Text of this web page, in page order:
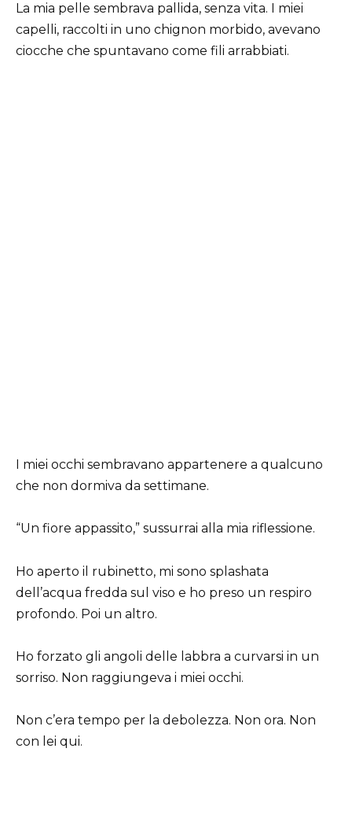
La mia pelle sembrava pallida, senza vita. I miei
capelli, raccolti in uno chignon morbido, avevano
ciocche che spuntavano come fili arrabbiati.
I miei occhi sembravano appartenere a qualcuno
che non dormiva da settimane.
“Un fiore appassito,” sussurrai alla mia riflessione.
Ho aperto il rubinetto, mi sono splashata
dell’acqua fredda sul viso e ho preso un respiro
profondo. Poi un altro.
Ho forzato gli angoli delle labbra a curvarsi in un
sorriso. Non raggiungeva i miei occhi.
Non c’era tempo per la debolezza. Non ora. Non
con lei qui.